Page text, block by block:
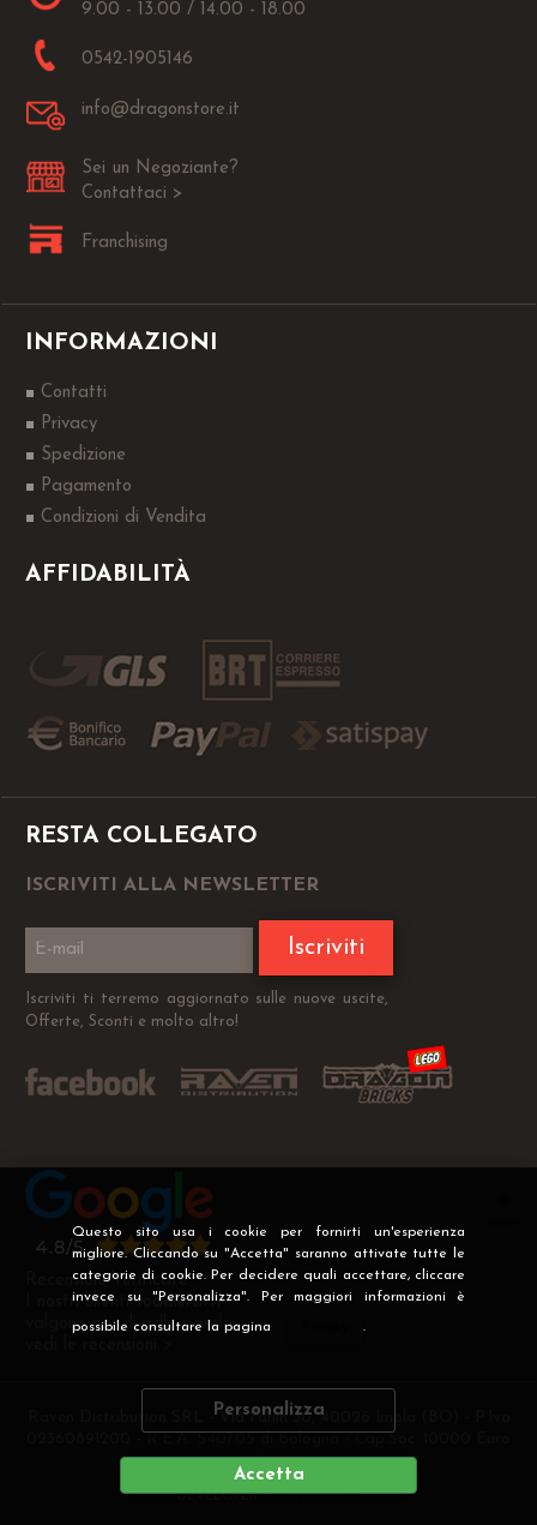
Questo sito usa i cookie per fornirti un'esperienza
migliore. Cliccando su "Accetta" saranno attivate tutte le
categorie di cookie. Per decidere quali accettare, cliccare
invece su "Personalizza". Per maggiori informazioni è
possibile consultare la pagina .
Personalizza
Accetta
9.00 - 13.00 / 14.00 - 18.00
0542-1905146
info@dragonstore.it
Sei un Negoziante?
Contattaci >
Franchising
INFORMAZIONI
Contatti
Privacy
Spedizione
Pagamento
Condizioni di Vendita
AFFIDABILITÀ
RESTA COLLEGATO
ISCRIVITI ALLA NEWSLETTER
Iscriviti
Iscriviti ti terremo aggiornato sulle nuove uscite,
Offerte, Sconti e molto altro!
Recensioni Verificate
I nostri clienti soddisfatti
valgono più di mille parole
Raven Distribution SRL - Via Fanin 30, 40026 Imola (BO) - P.Iva
i.v
DEVELOPERCREATIVE WEB